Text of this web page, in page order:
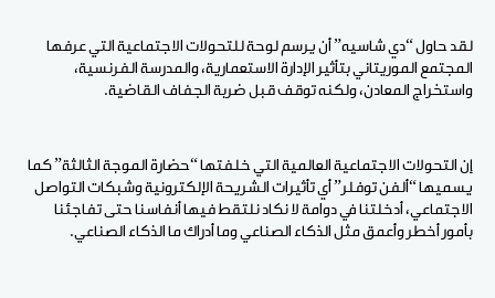
لقد حاول “دي شاسيه” أن يرسم لوحة للتحولات الاجتماعية التي عرفها
المجتمع الموريتاني بتأثير الإدارة الاستعمارية، والمدرسة الفرنسية،
واستخراج المعادن، ولكنه توقف قبل ضربة الجفاف القاضية.
إن التحولات الاجتماعية العالمية التي خلفتها “حضارة الموجة الثالثة” كما
يسميها “ألفن توفلر” أي تأثيرات الشريحة الإلكترونية وشبكات التواصل
الاجتماعي، أدخلتنا في دوامة لا نكاد نلتقط فيها أنفاسنا حتى تفاجئنا
بأمور أخطر وأعمق مثل الذكاء الصناعي وما أدراك ما الذكاء الصناعي.